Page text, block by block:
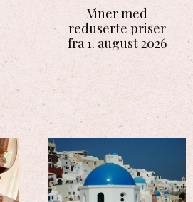
Viner med
reduserte priser
fra 1. august 2026